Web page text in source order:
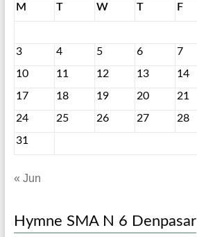
M
T W T F
3
4 5 6 7
10
11 12 13 14
17
18 19 20 21
24
25 26 27 28
31
« Jun
Hymne SMA N 6 Denpasar